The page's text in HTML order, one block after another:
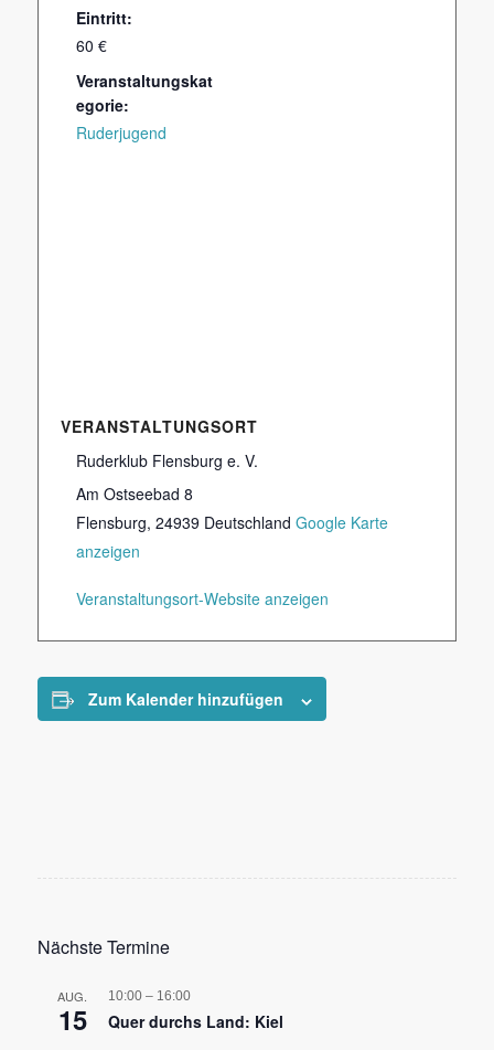
Eintritt:
60 €
Veranstaltungskat
egorie:
Ruderjugend
VERANSTALTUNGSORT
Ruderklub Flensburg e. V.
Am Ostseebad 8
Flensburg, 24939 Deutschland Google Karte
anzeigen
Veranstaltungsort-Website anzeigen
Zum Kalender hinzufügen
Nächste Termine
AUG.
15
10:00– 16:00
Quer durchs Land: Kiel